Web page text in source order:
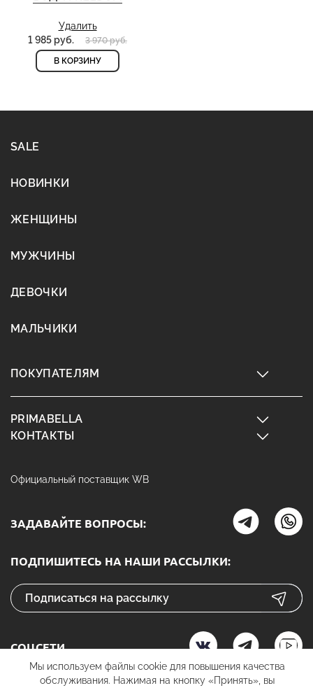
Удалить
1 985 руб.
3 970 руб.
В КОРЗИНУ
SALE
НОВИНКИ
ЖЕНЩИНЫ
МУЖЧИНЫ
ДЕВОЧКИ
МАЛЬЧИКИ
ПОКУПАТЕЛЯМ
PRIMABELLA
КОНТАКТЫ
Официальный поставщик WB
ЗАДАВАЙТЕ ВОПРОСЫ:
ПОДПИШИТЕСЬ НА НАШИ РАССЫЛКИ:
СОЦСЕТИ
Мы используем файлы cookie для повышения качества
обслуживания. Нажимая на кнопку «Принять», вы